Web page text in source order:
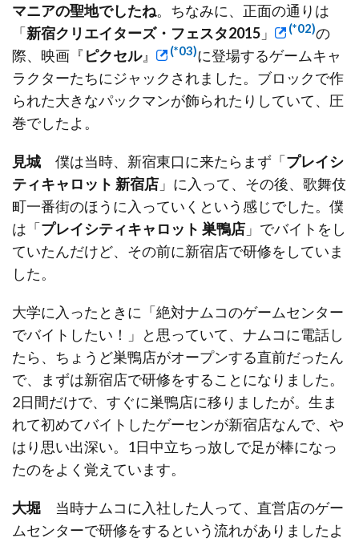
マニアの聖地でしたね。ちなみに、正面の通りは
「新宿クリエイターズ・フェスタ2015 」 (*02)の
際、映画『 ピクセル』 (*03)に登場するゲームキャ
ラクターたちにジャックされました。ブロックで作
られた大きなパックマンが飾られたりしていて、圧
巻でしたよ。
見城 僕は当時、新宿東口に来たらまず「プレイシ
ティキャロット 新宿店 」に入って、その後、歌舞伎
町一番街のほうに入っていくという感じでした。僕
は「プレイシティキャロット 巣鴨店 」でバイトをし
ていたんだけど、その前に新宿店で研修をしていま
した。
大学に入ったときに「絶対ナムコのゲームセンター
でバイトしたい！」と思っていて、ナムコに電話し
たら、ちょうど巣鴨店がオープンする直前だったん
で、まずは新宿店で研修をすることになりました。
2日間だけで、すぐに巣鴨店に移りましたが。生ま
れて初めてバイトしたゲーセンが新宿店なんで、や
はり思い出深い。1日中立ちっ放しで足が棒になっ
たのをよく覚えています。
大堀 当時ナムコに入社した人って、直営店のゲー
ムセンターで研修をするという流れがありましたよ